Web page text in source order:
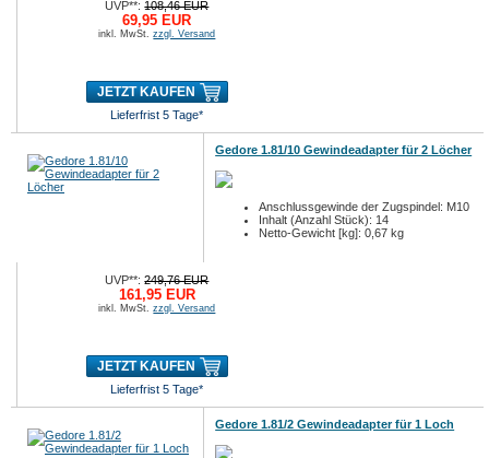
UVP**:108,46 EUR
69,95 EUR
inkl. MwSt.zzgl. Versand
JETZT KAUFEN
Lieferfrist 5 Tage*
Gedore 1.81/10 Gewindeadapter für 2 Löcher
Anschlussgewinde der Zugspindel: M10
Inhalt (Anzahl Stück): 14
Netto-Gewicht [kg]: 0,67 kg
UVP**:249,76 EUR
161,95 EUR
inkl. MwSt.zzgl. Versand
JETZT KAUFEN
Lieferfrist 5 Tage*
Gedore 1.81/2 Gewindeadapter für 1 Loch